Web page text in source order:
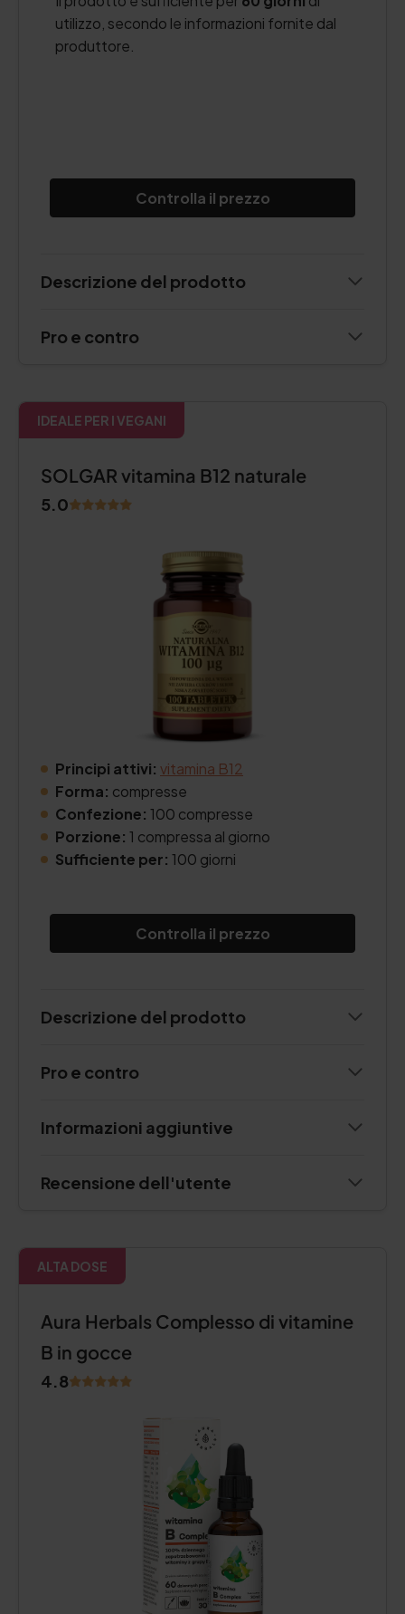
utilizzo, secondo le informazioni fornite dal
produttore.
Controlla il prezzo
Descrizione del prodotto
Pro e contro
IDEALE PER I VEGANI
SOLGAR vitamina B12 naturale
5.0
Principi attivi: vitamina B12
Forma: compresse
Confezione: 100 compresse
Porzione: 1 compressa al giorno
Sufficiente per: 100 giorni
Controlla il prezzo
Descrizione del prodotto
Pro e contro
Informazioni aggiuntive
Recensione dell'utente
ALTA DOSE
Aura Herbals Complesso di vitamine
B in gocce
4.8